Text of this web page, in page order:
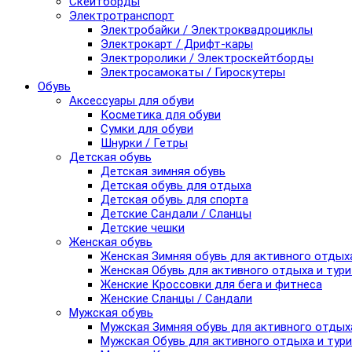
Электротранспорт
Электробайки / Электроквадроциклы
Электрокарт / Дрифт-кары
Электроролики / Электроскейтборды
Электросамокаты / Гироскутеры
Обувь
Аксессуары для обуви
Косметика для обуви
Сумки для обуви
Шнурки / Гетры
Детская обувь
Детская зимняя обувь
Детская обувь для отдыха
Детская обувь для спорта
Детские Сандали / Сланцы
Детские чешки
Женская обувь
Женская Зимняя обувь для активного
Женская Обувь для активного отдыха и
Женские Кроссовки для бега и фитнеса
Женские Сланцы / Сандали
Мужская обувь
Мужская Зимняя обувь для активного
Мужская Обувь для активного отдыха и